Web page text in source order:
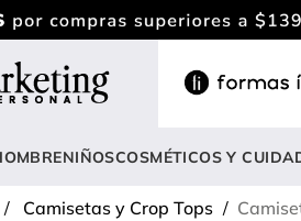
NIÑOSCOSMÉTICOS Y
Camisetas y Crop Tops